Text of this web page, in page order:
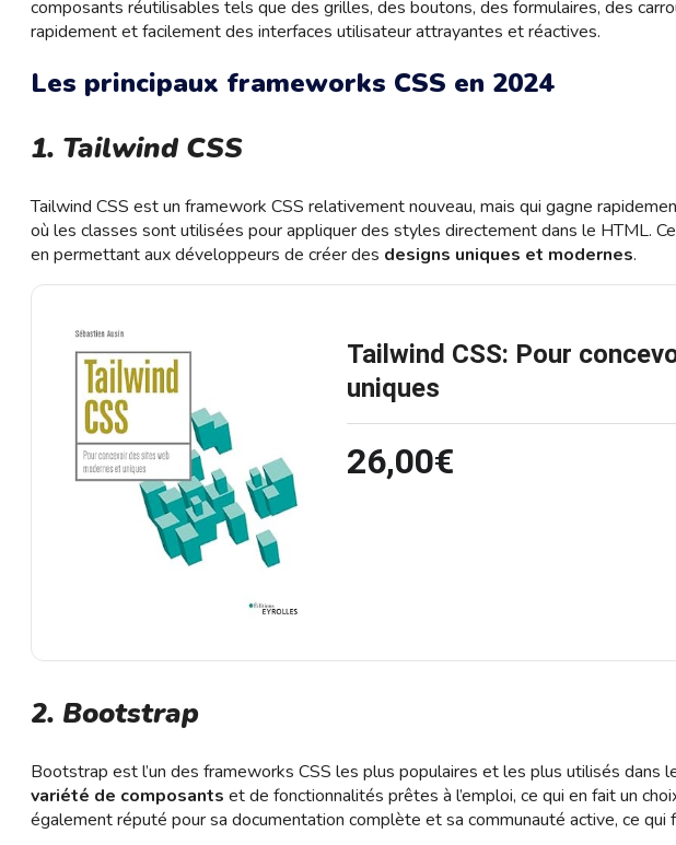
composants réutilisables tels que des grilles, des boutons, des formulaires, des
rapidement et facilement des interfaces utilisateur attrayantes et réactives.
Les principaux frameworks CSS en 2024
1. Tailwind CSS
Tailwind CSS est un framework CSS relativement nouveau, mais qui gagne
où les classes sont utilisées pour appliquer des styles directement dans le HTML.
en permettant aux développeurs de créer des designs uniques et modernes.
Tailwind CSS: Pour
uniques
26,00€
2. Bootstrap
Bootstrap est l’un des frameworks CSS les plus populaires et les plus utilisés dans
variété de composants et de fonctionnalités prêtes à l’emploi, ce qui en fait un
également réputé pour sa documentation complète et sa communauté active, ce qui